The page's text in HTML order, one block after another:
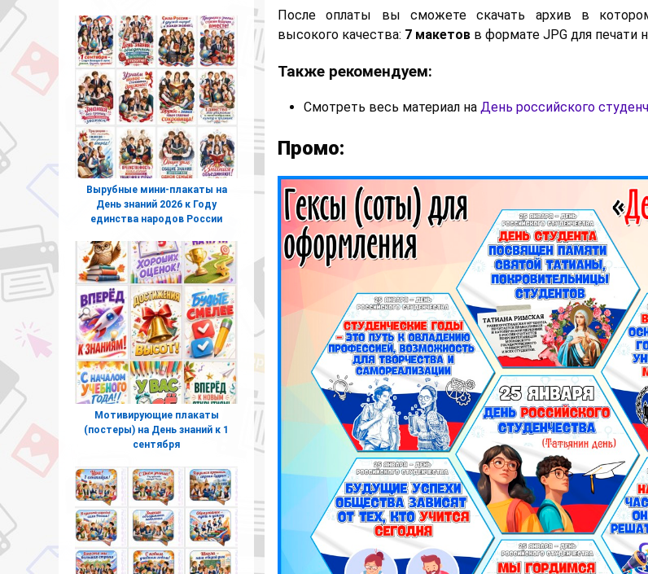
После оплаты вы сможете скачать архив в котором
высокого качества: 7 макетов в формате JPG для печати
Также рекомендуем:
Смотреть весь материал на День российского
Промо:
Вырубные мини-плакаты на
День знаний 2026 к Году
единства народов России
Мотивирующие плакаты
(постеры) на День знаний к 1
сентября